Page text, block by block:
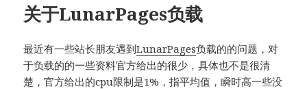
关于LunarPages负载
最近有一些站长朋友遇到LunarPages负载的的问题，对
于负载的的一些资料官方给出的很少，具体也不是很清
楚，官方给出的cpu限制是1%，指平均值，瞬时高一些没